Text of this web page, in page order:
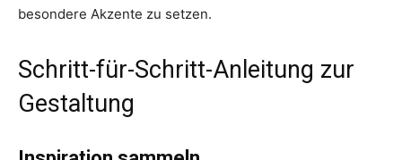
besondere Akzente zu setzen.
Schritt-für-Schritt-Anleitung zur
Gestaltung